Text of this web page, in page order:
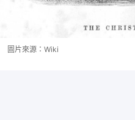
圖片來源：Wiki